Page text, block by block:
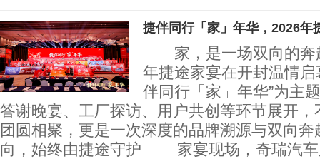
捷伴同行「家」年华，2026年
家，是一场双向的奔
年捷途家宴在开封温情启
伴同行「家」年华”为主
答谢晚宴、工厂探访、用户共创等环节展开
团圆相聚，更是一次深度的品牌溯源与双
向，始终由捷途守护 家宴现场，奇瑞汽车